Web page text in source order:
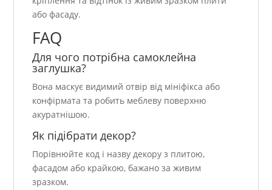
або фасаду.
FAQ
Для чого потрібна самоклейна
заглушка?
Вона маскує видимий отвір від мініфікса або
конфірмата та робить меблеву поверхню
акуратнішою.
Як підібрати декор?
Порівнюйте код і назву декору з плитою,
фасадом або крайкою, бажано за живим
зразком.